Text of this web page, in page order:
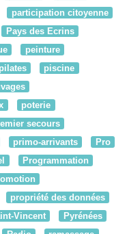
participation citoyenne
Pays des Ecrins
peinture
pilates
piscine
poterie
secours
primo-arrivants
Pro
Programmation
propriété des données
Vincent
Pyrénées